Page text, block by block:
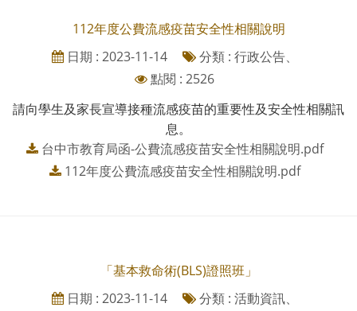
112年度公費流感疫苗安全性相關說明
日期 : 2023-11-14
分類 : 行政公告、
點閱 : 2526
請向學生及家長宣導接種流感疫苗的重要性及安全性相關訊
息。
台中市教育局函-公費流感疫苗安全性相關說明.pdf
112年度公費流感疫苗安全性相關說明.pdf
「基本救命術(BLS)證照班」
日期 : 2023-11-14
分類 : 活動資訊、